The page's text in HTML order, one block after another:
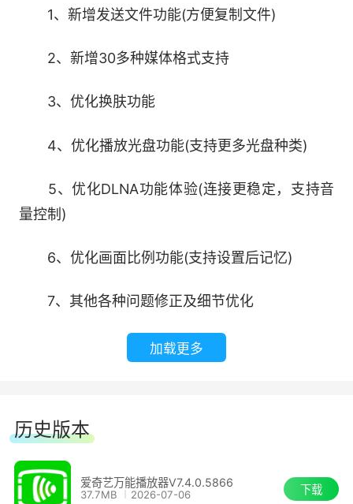
4、爱奇艺万能播放器安装成功
1、新增发送文件功能(方便复制文件)
2、新增30多种媒体格式支持
3、优化换肤功能
4、优化播放光盘功能(支持更多光盘种类)
5、优化DLNA功能体验(连接更稳定，支持音
量控制)
6、优化画面比例功能(支持设置后记忆)
7、其他各种问题修正及细节优化
加载更多
历史版本
爱奇艺万能播放器V7.4.0.5866
37.7MB 2026-07-06 下载